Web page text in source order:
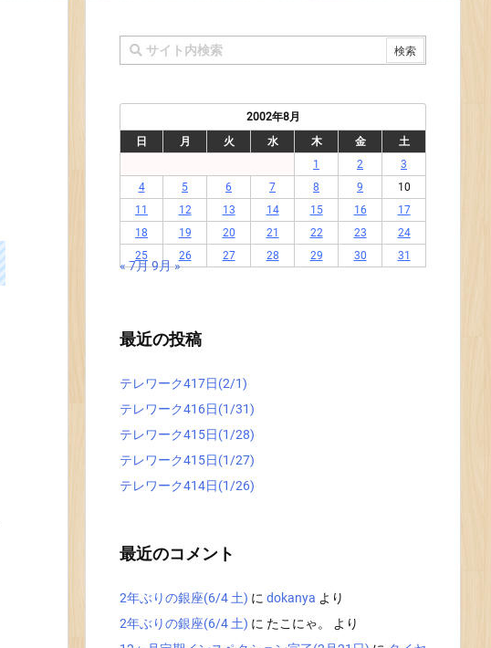
2002年8月
日
月 火 水 木 金
土
1
2
3
4
5 6 7 8 9
10
11
12 13 14 15 16
17
18
19 20 21 22 23
24
25
26 27 28 29 30 31
« 7月9月 »
最近の投稿
テレワーク417日(2/1)
テレワーク416日(1/31)
テレワーク415日(1/28)
テレワーク415日(1/27)
テレワーク414日(1/26)
最近のコメント
2年ぶりの銀座(6/4 土) に dokanya より
2年ぶりの銀座(6/4 土) に たこにゃ。
より